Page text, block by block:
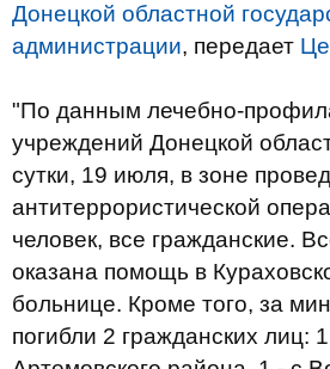
Донецкой областной
администрации, передает
"По данным лечебно-
учреждений Донецкой
сутки, 19 июля, в зоне
антитеррористической
человек, все гражданские.
оказана помощь в
больнице. Кроме того, за
погибли 2 гражданских лиц: